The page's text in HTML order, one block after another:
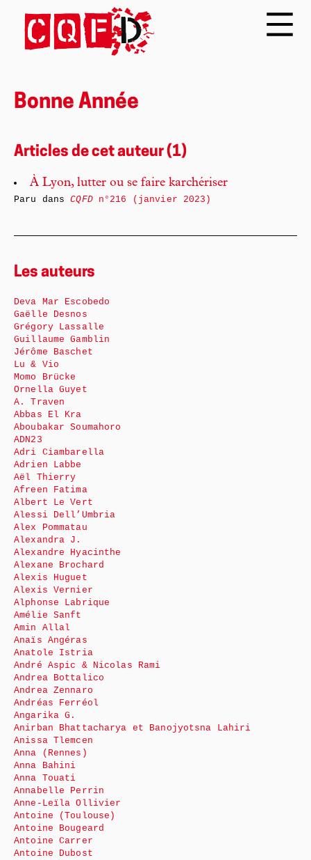
Bonne Année
Articles de cet auteur (1)
À Lyon, lutter ou se faire karchériser
Paru dansCQFDn°216 (janvier 2023)
Les auteurs
Deva Mar Escobedo
Gaëlle Desnos
Grégory Lassalle
Guillaume Gamblin
Jérôme Baschet
Lu & Vio
Momo Brücke
Ornella Guyet
A. Traven
Abbas El Kra
Aboubakar Soumahoro
ADN23
Adri Ciambarella
Adrien Labbe
Aël Thierry
Afreen Fatima
Albert Le Vert
Alessi Dell’Umbria
Alex Pommatau
Alexandra J.
Alexandre Hyacinthe
Alexane Brochard
Alexis Huguet
Alexis Vernier
Alphonse Labrique
Amélie Sanft
Amin Allal
Anaïs Angéras
Anatole Istria
André Aspic & Nicolas Rami
Andrea Bottalico
Andrea Zennaro
Andréas Ferréol
Angarika G.
Anirban Bhattacharya et Banojyotsna Lahiri
Anissa Tlemcen
Anna (Rennes)
Anna Bahini
Anna Touati
Annabelle Perrin
Anne-Leïla Ollivier
Antoine (Toulouse)
Antoine Bougeard
Antoine Carrer
Antoine Dubost